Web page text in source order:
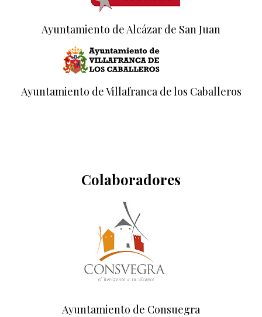
Ayuntamiento de Alcázar de San Juan
Ayuntamiento de Villafranca de los Caballeros
Colaboradores
Ayuntamiento de Consuegra